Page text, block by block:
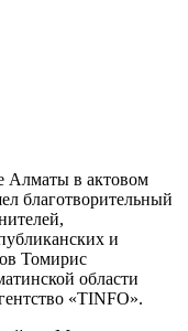
в актовом
благотворительный
и
Томирис
области
«TINFO».